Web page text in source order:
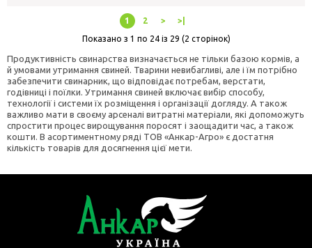
1 2 >
>|
Показано з 1 по 24 із 29 (2 сторінок)
Продуктивність свинарства визначається не тільки базою кормів, а
й умовами утримання свиней. Тварини невибагливі, але і їм потрібно
забезпечити свинарник, що відповідає потребам, верстати,
годівниці і поїлки. Утримання свиней включає вибір способу,
технології і системи їх розміщення і організації догляду. А також
важливо мати в своєму арсеналі витратні матеріали, які допоможуть
спростити процес вирощування поросят і заощадити час, а також
кошти. В асортиментному ряді ТОВ «Анкар-Агро» є достатня
кількість товарів для досягнення цієї мети.